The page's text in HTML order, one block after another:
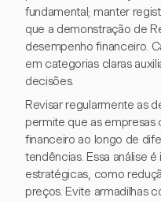
fundamental; manter
que a demonstração de
desempenho financeiro.
em categorias claras
decisões.
Revisar regularmente as
permite que as
financeiro ao longo de
tendências. Essa análise
estratégicas, como
preços. Evite armadilhas